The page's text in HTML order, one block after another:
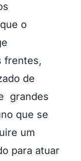
o
frentes,
de
grandes
que se
um
para atuar